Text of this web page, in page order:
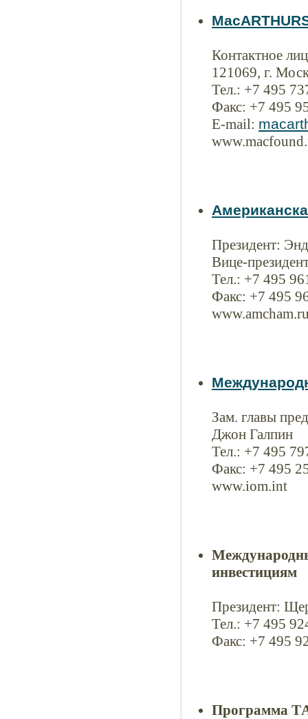
Контактное
121069, г.
Тел.: +7 495
Факс: +7 495
E-mail:
Президент:
Вице-
Тел.: +7 495
Факс: +7 495
Зам. главы
Джон Галпин
Тел.: +7 495
Факс: +7 495
www.iom.int
инвестициям
Президент:
Тел.: +7 495
Факс: +7 495
Программа